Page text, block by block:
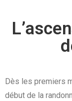
Dès les premiers
début de la